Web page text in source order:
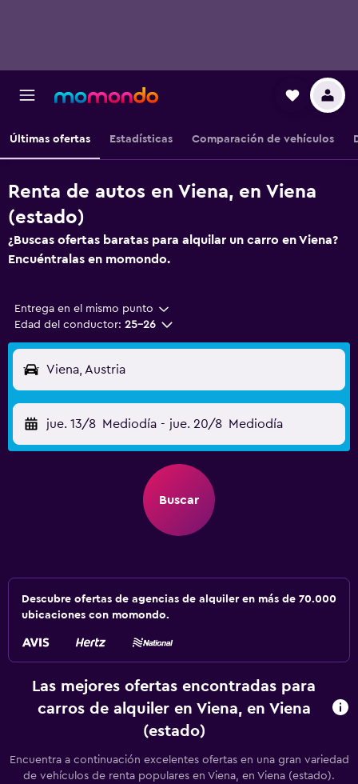
Últimas ofertas Estadísticas Comparación de vehículos
Renta de autos en Viena, en Viena
(estado)
¿Buscas ofertas baratas para alquilar un carro en Viena?
Encuéntralas en momondo.
Entrega en el mismo punto
Edad del conductor: 25-26
Viena, Austria
jue. 13/8 Mediodía - jue. 20/8 Mediodía
Buscar
Descubre ofertas de agencias de alquiler en más de 70.000
ubicaciones con momondo.
Las mejores ofertas encontradas para
carros de alquiler en Viena, en Viena
(estado)
Encuentra a continuación excelentes ofertas en una gran variedad
de vehículos de renta populares en Viena, en Viena (estado).